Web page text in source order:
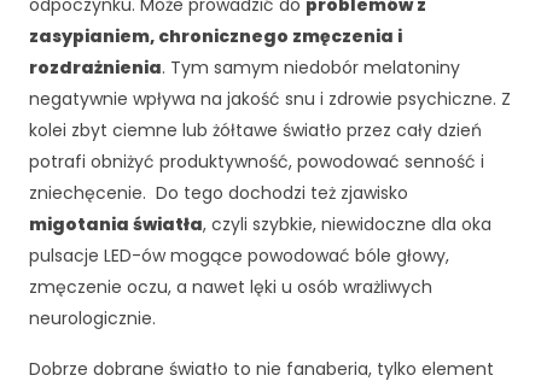
odpoczynku. Może prowadzić do problemów z
zasypianiem, chronicznego zmęczenia i
rozdrażnienia. Tym samym niedobór melatoniny
negatywnie wpływa na jakość snu i zdrowie psychiczne. Z
kolei zbyt ciemne lub żółtawe światło przez cały dzień
potrafi obniżyć produktywność, powodować senność i
zniechęcenie. Do tego dochodzi też zjawisko
migotania światła, czyli szybkie, niewidoczne dla oka
pulsacje LED-ów mogące powodować bóle głowy,
zmęczenie oczu, a nawet lęki u osób wrażliwych
neurologicznie.
Dobrze dobrane światło to nie fanaberia, tylko element